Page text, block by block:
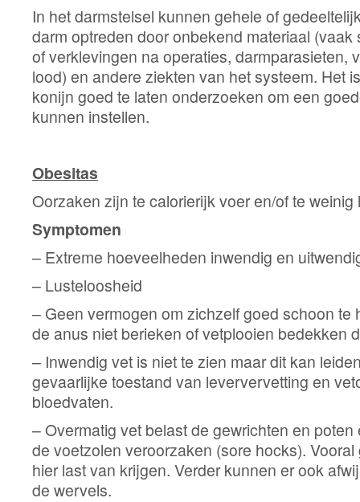
In het darmstelsel kunnen gehele of
darm optreden door onbekend materiaal (vaak
of verklevingen na operaties, darmparasieten,
lood) en andere ziekten van het systeem. Het
konijn goed te laten onderzoeken om een
kunnen instellen.
Obesitas
Oorzaken zijn te calorierijk voer en/of te
Symptomen
– Extreme hoeveelheden inwendig en
– Lusteloosheid
– Geen vermogen om zichzelf goed schoon te
de anus niet berieken of vetplooien bedekken
– Inwendig vet is niet te zien maar dit kan
gevaarlijke toestand van leververvetting en
bloedvaten.
– Overmatig vet belast de gewrichten en
de voetzolen veroorzaken (sore hocks).
hier last van krijgen. Verder kunnen er ook
de wervels.